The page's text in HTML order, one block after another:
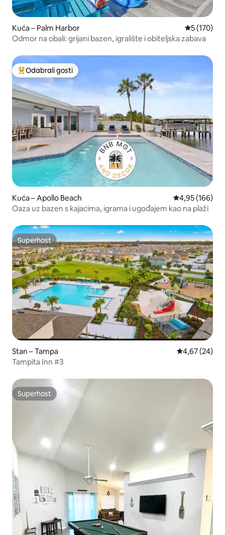
Kuća – Palm Harbor Prosječna
5 (170)
Odmor na obali: grijani bazen, igralište i obiteljska zabava
Među najviše rangiranima s oznakom „Odabrali gosti”
Odabrali gosti
Kuća – Apollo Beach Prosječna
4,95 (166)
Oaza uz bazen s kajacima, igrama i ugođajem kao na plaži
Superhost
Superhost
Stan – Tampa Prosječna
4,67 (24)
Tampita Inn #3
Superhost
Superhost